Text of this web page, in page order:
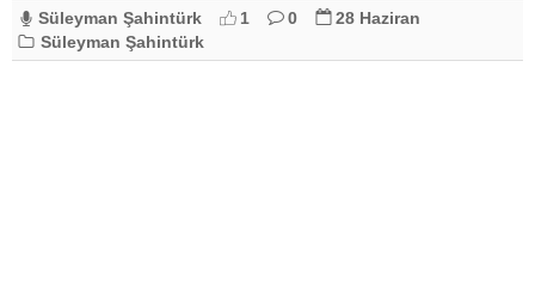
Süleyman Şahintürk 1 0
28 Haziran
Süleyman Şahintürk